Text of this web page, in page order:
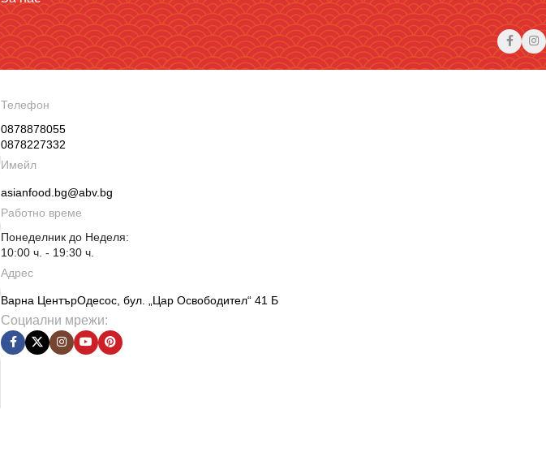
Телефон
0878878055
0878227332
Имейл
asianfood.bg@abv.bg
Работно време
Понеделник до Неделя:
10:00 ч. - 19:30 ч.
Адрес
Варна ЦентърОдесос, бул. „Цар Освободител“ 41 Б
Социални мрежи: